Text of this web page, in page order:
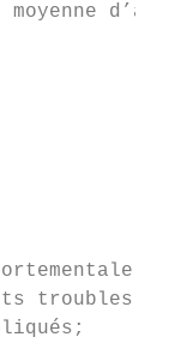
troubles